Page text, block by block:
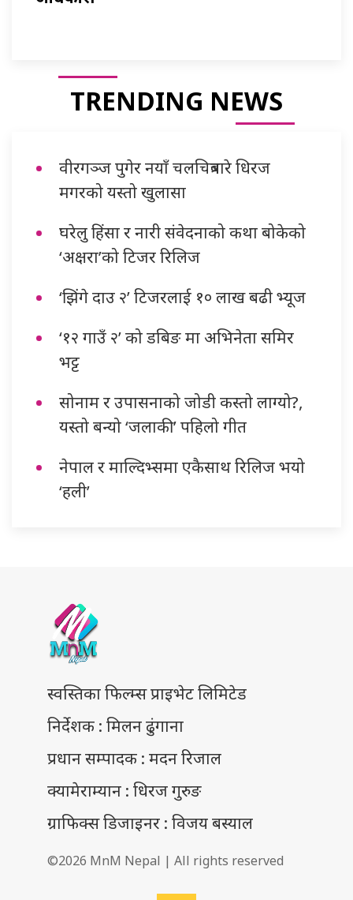
TRENDING NEWS
वीरगञ्ज पुगेर नयाँ चलचित्रबारे धिरज
मगरको यस्तो खुलासा
घरेलु हिंसा र नारी संवेदनाको कथा बोकेको
‘अक्षरा’को टिजर रिलिज
‘झिंगे दाउ २’ टिजरलाई १० लाख बढी भ्यूज
‘१२ गाउँ २’ को डबिङ मा अभिनेता समिर
भट्ट
सोनाम र उपासनाको जोडी कस्तो लाग्यो?,
यस्तो बन्यो ‘जलाकी’ पहिलो गीत
नेपाल र माल्दिभ्समा एकैसाथ रिलिज भयो
‘हली’
स्वस्तिका फिल्म्स प्राइभेट लिमिटेड
निर्देशक : मिलन ढुंगाना
प्रधान सम्पादक : मदन रिजाल
क्यामेराम्यान : धिरज गुरुङ
ग्राफिक्स डिजाइनर : विजय बस्याल
©2026 MnM Nepal | All rights reserved